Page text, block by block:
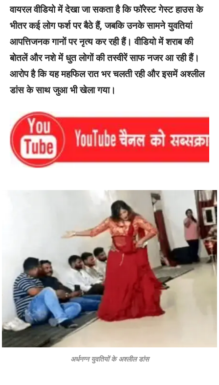
वायरल वीडियो में देखा जा सकता है कि फॉरेस्ट गेस्ट हाउस के
भीतर कई लोग फर्श पर बैठे हैं, जबकि उनके सामने युवतियां
आपत्तिजनक गानों पर नृत्य कर रही हैं। वीडियो में शराब की
बोतलें और नशे में धुत लोगों की तस्वीरें साफ नजर आ रही हैं।
आरोप है कि यह महफिल रात भर चलती रही और इसमें अश्लील
डांस के साथ जुआ भी खेला गया।
अर्धनग्न युवतियों के अश्लील डांस